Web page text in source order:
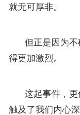
就无可厚非。
但正是因为
得更加激烈。
这起事件，更
触及了我们内心